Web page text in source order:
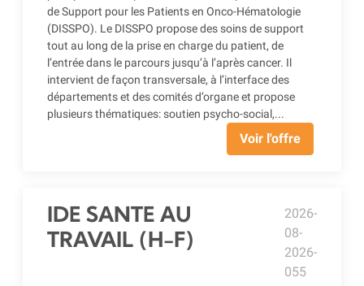
de Support pour les Patients en Onco-Hématologie
(DISSPO). Le DISSPO propose des soins de support
tout au long de la prise en charge du patient, de
l’entrée dans le parcours jusqu’à l’après cancer. Il
intervient de façon transversale, à l’interface des
départements et des comités d’organe et propose
plusieurs thématiques: soutien psycho-social,...
Voir l'offre
IDE SANTE AU
TRAVAIL (H-F)
2026-
08-
2026-
055